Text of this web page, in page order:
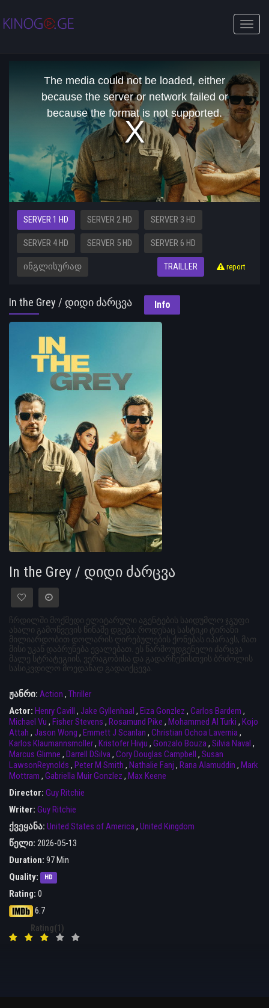
Toggle
The media could not be loaded, either
because the server or network failed or
because the format is not supported.
SERVER 1 HD SERVER 2 HD SERVER 3 HD
SERVER 4 HD SERVER 5 HD SERVER 6 HD
ᲘᲜᲒᲚᲘᲡᲣᲠᲐᲓ TRAILLER report
In the Grey / დიდი ძარცვა Info
In the Grey / დიდი ძარცვა
ჩრდილში მოქმედი ელიტარული აგენტების საიდუმლო ჯგუფი
ახალი გამოწვევის წინაშე დგება: როდესაც სასტიკი ტირანი
მილიარდობით დოლარის ღირებულების ქონებას იპარავს, მათ
მისი უკან დაბრუნება ევალებათ. ეს წარმოუდგენელი ძარცვა
მალე სტრატეგიის, ვერაგობისა და გადარჩენისთვის ბრძოლის
სასიკვდილო მოედანად გადაიქცევა.
ჟანრი: Action , Thriller
Actor: Henry Cavill , Jake Gyllenhaal , Eiza Gonzlez , Carlos Bardem ,
Michael Vu , Fisher Stevens , Rosamund Pike , Mohammed Al Turki , Kojo
Attah , Jason Wong , Emmett J Scanlan , Christian Ochoa Lavernia,
Karlos Klaumannsmoller, Kristofer Hivju , Gonzalo Bouza, Silvia Naval ,
Marcus Glimne , Darrell DSilva, Cory Douglas Campbell , Susan
LawsonReynolds , Peter M Smith , Nathalie Fanj , Rana Alamuddin , Mark
Mottram , Gabriella Muir Gonzlez , Max Keene
Director: Guy Ritchie
Writer: Guy Ritchie
ქვეყანა: United States of America, United Kingdom
წელი: 2026-05-13
Duration: 97 Min
Quality:
HD
Rating: 0
6.7
Rating(1)